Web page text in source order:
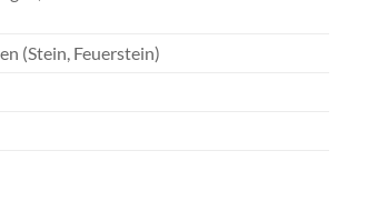
(Stein, Feuerstein)